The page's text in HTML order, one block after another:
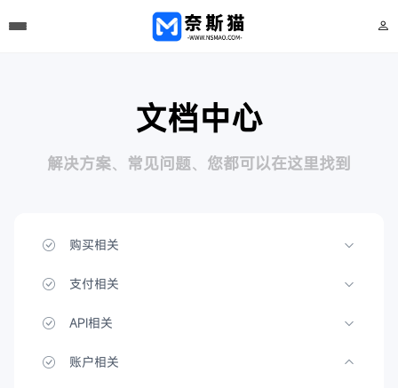
文档中心
解决方案、常见问题、您都可以在这里找到
购买相关
支付相关
API相关
账户相关